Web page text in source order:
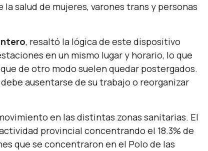
salud de mujeres, varones trans y personas
, resaltó la lógica de este dispositivo
en un mismo lugar y horario, lo que
de otro modo suelen quedar postergados.
ausentarse de su trabajo o reorganizar
en las distintas zonas sanitarias. El
provincial concentrando el 18.3% de
que se concentraron en el Polo de las